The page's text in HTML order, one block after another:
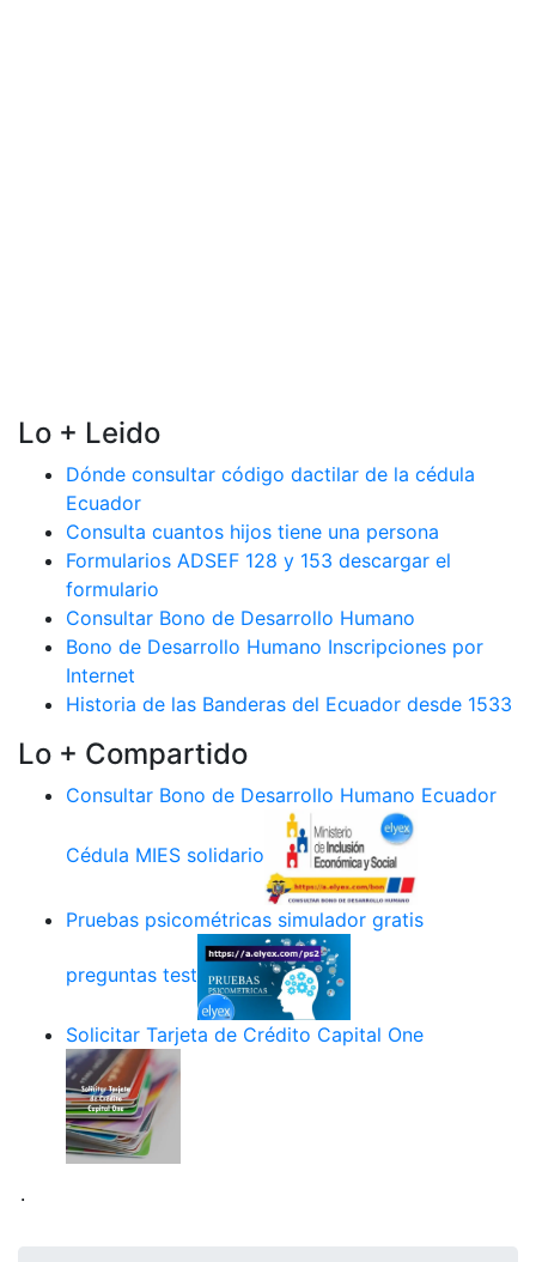
Lo + Leido
Dónde consultar código dactilar de la cédula
Ecuador
Consulta cuantos hijos tiene una persona
Formularios ADSEF 128 y 153 descargar el
formulario
Consultar Bono de Desarrollo Humano
Bono de Desarrollo Humano Inscripciones por
Internet
Historia de las Banderas del Ecuador desde 1533
Lo + Compartido
Consultar Bono de Desarrollo Humano Ecuador
Cédula MIES solidario
Pruebas psicométricas simulador gratis
preguntas test
Solicitar Tarjeta de Crédito Capital One
.